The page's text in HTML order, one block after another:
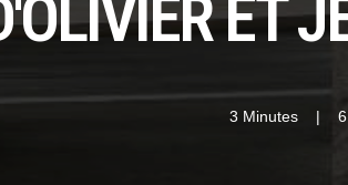
ET
3 Minutes |